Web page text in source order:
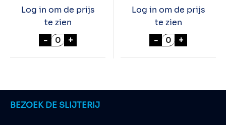
Log in om de prijs
te zien
- BAVARIA 0,0% REGULAR BLIK 24x33cl
+
Log in om de prijs
te zien
- BAVARIA
+
BEZOEK DE SLIJTERIJ